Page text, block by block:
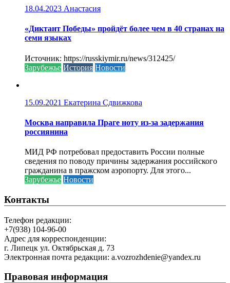
18.04.2023 Анастасия
«Диктант Победы» пройдёт более чем в 40 странах на
семи языках
Источник: https://russkiymir.ru/news/312425/
Зарубежье История Новости
15.09.2021 Екатерина Сдвижкова
Москва направила Праге ноту из-за задержания
россиянина
МИД РФ потребовал предоставить России полные
сведения по поводу причины задержания российского
гражданина в пражском аэропорту. Для этого...
Зарубежье Новости
Контакты
Телефон редакции:
+7(938) 104-96-00
Адрес для корреспонденции:
г. Липецк ул. Октябрьская д. 73
Электронная почта редакции: a.vozrozhdenie@yandex.ru
Правовая информация